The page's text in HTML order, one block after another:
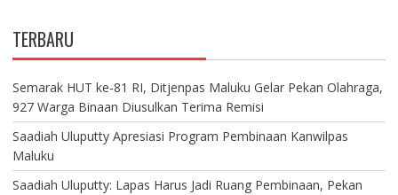
TERBARU
Semarak HUT ke-81 RI, Ditjenpas Maluku Gelar Pekan Olahraga,
927 Warga Binaan Diusulkan Terima Remisi
Saadiah Uluputty Apresiasi Program Pembinaan Kanwilpas
Maluku
Saadiah Uluputty: Lapas Harus Jadi Ruang Pembinaan, Pekan